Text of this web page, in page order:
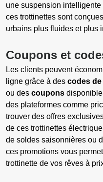
une suspension
ces trottinettes sont
urbains plus fluides et plus
Coupons et
Les clients peuvent
ligne grâce à des codes
ou des coupons
des plateformes comme
trouver des offres
de ces trottinettes
de soldes saisonnières ou
ces promotions vous
trottinette de vos rêves à